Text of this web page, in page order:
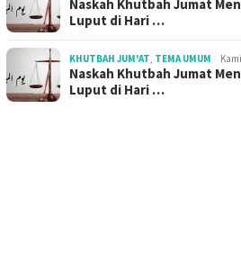
Naskah Khutbah Jumat
Luput di Hari …
KHUTBAH JUM'AT TEMA UMUM
Naskah Khutbah Jumat
Luput di Hari …